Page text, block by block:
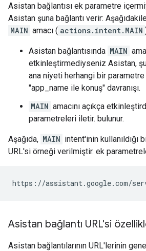
Asistan bağlantısı ek parametre
Asistan şuna bağlantı verir:
MAIN amacı ( actions.intent.MAIN
Asistan bağlantısında MAIN
etkinleştirmediyseniz Asistan,
ana niyeti herhangi bir
"app_name ile konuş" davranışı.
MAIN amacını açıkça
parametreleri iletir. bulunur.
Aşağıda, MAIN intent'inin kullanıldığı
URL'si örneği verilmiştir. ek
Asistan bağlantı URL'si
Asistan bağlantılarının URL'lerinin